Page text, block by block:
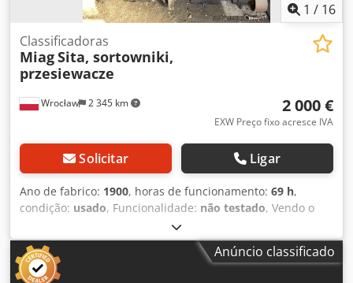
1 / 16
Wrocław 2 345 km
Classificadoras
MiagSita, sortowniki,
przesiewacze
2 000 €
EXW Preço fixo acresce IVA
Solicitar Ligar
Ano de fabrico: 1900, horas de funcionamento: 69 h,
condição: usado, Funcionalidade: não testado, Vendo o
equipamento de um moinho a vapor de 1887. O estado
das máquinas está conforme mostrado nas fotos. As
máquinas estavam totalmente operacionais até 2016. Falo
inglês. Dcodpfx Aezbz Svepcek
Anúncio classificado